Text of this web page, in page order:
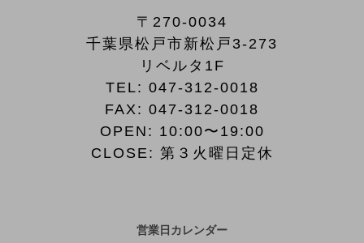
〒270-0034
千葉県松戸市新松戸3-273
リベルタ1F
TEL: 047-312-0018
FAX: 047-312-0018
OPEN: 10:00〜19:00
CLOSE: 第３火曜日定休
営業日カレンダー